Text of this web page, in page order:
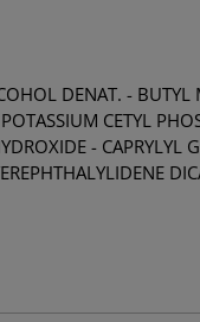
DENAT. -
CETYL
- CAPRYLYL